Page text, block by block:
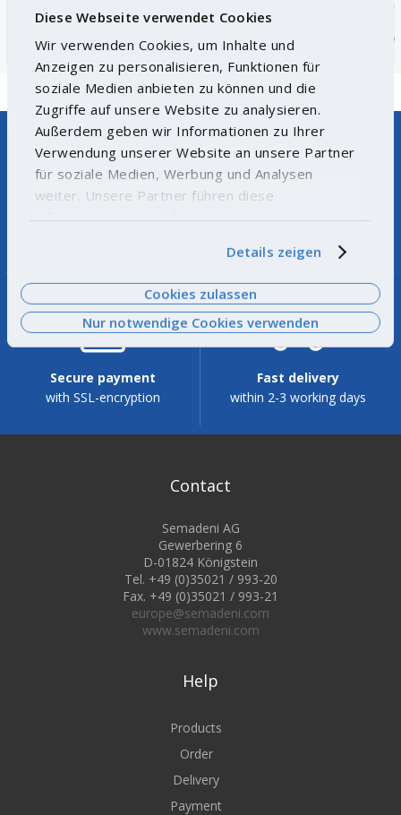
Diese Webseite verwendet Cookies
Wir verwenden Cookies, um Inhalte und
Anzeigen zu personalisieren, Funktionen für
soziale Medien anbieten zu können und die
Zugriffe auf unsere Website zu analysieren.
Außerdem geben wir Informationen zu Ihrer
Verwendung unserer Website an unsere Partner
für soziale Medien, Werbung und Analysen
weiter. Unsere Partner führen diese
Informationen möglicherweise mit weiteren
haben oder die sie im Rahmen Ihrer Nutzung der
Dienste gesammelt haben. Weitere
Informationen finden Siehier.
Details zeigen
Cookies zulassen
Nur notwendige Cookies verwenden
Hotline
Product not found?
Let us help you.
Secure payment
with SSL-encryption
Fast delivery
within 2-3 working days
Contact
Semadeni AG
Gewerbering 6
D-01824 Königstein
Tel. +49 (0)35021 / 993-20
Fax. +49 (0)35021 / 993-21
europe@semadeni.com
www.semadeni.com
Help
Products
Order
Delivery
Payment